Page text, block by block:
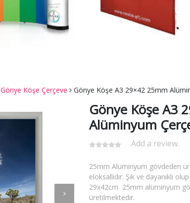
Gönye Köşe Çerçeve Gönye Köşe A3 29×42 25mm
Gönye Köşe A3
Alüminyum
Add a review.
25mm Alüminyum gövdeden
eloksallıdır. Şık ve dayanıklı
29x42cm 25mm alüminyum
üretilmektedir.